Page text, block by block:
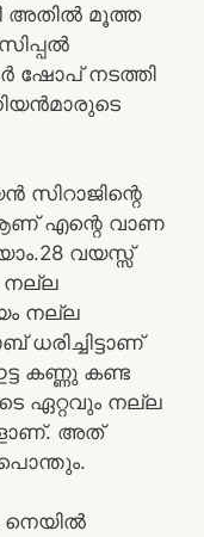
അതിൽ മൂത്ത
ഷോപ് നടത്തി
സിറാജിന്റെ
എന്റെ വാണ
വയസ്സ്
നല്ല
നല്ല
കണ്ണു കണ്ട
ഏറ്റവും നല്ല
അത്